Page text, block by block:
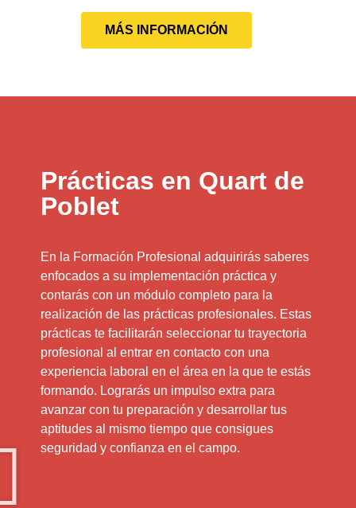
MÁS INFORMACIÓN
Prácticas en Quart de
Poblet
En la Formación Profesional adquirirás saberes
enfocados a su implementación práctica y
contarás con un módulo completo para la
realización de las prácticas profesionales. Estas
prácticas te facilitarán seleccionar tu trayectoria
profesional al entrar en contacto con una
experiencia laboral en el área en la que te estás
formando. Lograrás un impulso extra para
avanzar con tu preparación y desarrollar tus
aptitudes al mismo tiempo que consigues
seguridad y confianza en el campo.